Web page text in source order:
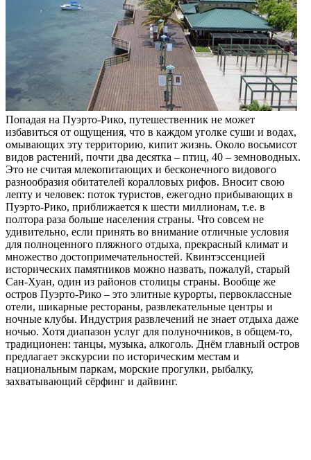
Попадая на Пуэрто-Рико, путешественник не может
избавиться от ощущения, что в каждом уголке суши и водах,
омывающих эту территорию, кипит жизнь. Около восьмисот
видов растений, почти два десятка – птиц, 40 – земноводных.
Это не считая млекопитающих и бесконечного видового
разнообразия обитателей коралловых рифов. Вносит свою
лепту и человек: поток туристов, ежегодно прибывающих в
Пуэрто-Рико, приближается к шести миллионам, т.е. в
полтора раза больше населения страны. Что совсем не
удивительно, если принять во внимание отличные условия
для полноценного пляжного отдыха, прекрасный климат и
множество достопримечательностей. Квинтэссенцией
исторических памятников можно назвать, пожалуй, старый
Сан-Хуан, один из районов столицы страны. Вообще же
остров Пуэрто-Рико – это элитные курорты, первоклассные
отели, шикарные рестораны, развлекательные центры и
ночные клубы. Индустрия развлечений не знает отдыха даже
ночью. Хотя диапазон услуг для полуночников, в общем-то,
традиционен: танцы, музыка, алкоголь. Днём главный остров
предлагает экскурсии по историческим местам и
национальным паркам, морские прогулки, рыбалку,
захватывающий сёрфинг и дайвинг.